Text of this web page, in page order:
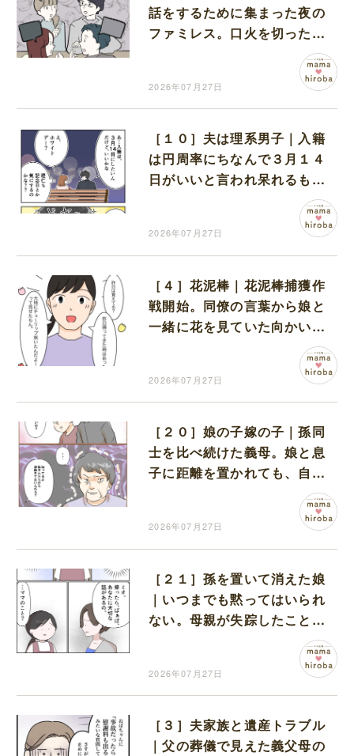
話をするために集まった夜の
ファミレス。口火を切ったの
2026年07月27日
［１０］夫は理系男子｜入籍
は円周率にちなんで３月１４
日がいいと言われ呆れるも、
永遠に続くからという素敵な
2026年07月27日
［４］花泥棒｜花泥棒捕獲作
戦開始。同僚の言葉から娘と
一緒に花を見ていた向かいの
2026年07月27日
［２０］娘の子嫁の子｜孫同
士を比べ続けた義母。娘と息
子に距離を置かれても、自分
2026年07月27日
［２１］孫を置いて消えた娘
｜いつまでも黙ってはいられ
ない。母親が失踪したことを
孫に打ち明けることを決意
2026年07月27日
［３］夫家族と遺産トラブル
｜父の葬儀で見えた義父母の